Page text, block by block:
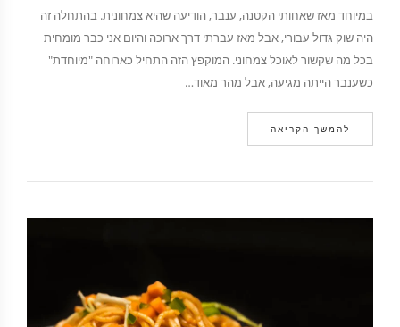
במיוחד מאז שאחותי הקטנה, ענבר, הודיעה שהיא צמחונית. בהתחלה זה
היה שוק גדול עבורי, אבל מאז עברתי דרך ארוכה והיום אני כבר מומחית
בכל מה שקשור לאוכל צמחוני. המוקפץ הזה התחיל כארוחה "מיוחדת"
כשענבר הייתה מגיעה, אבל מהר מאוד…
להמשך הקריאה